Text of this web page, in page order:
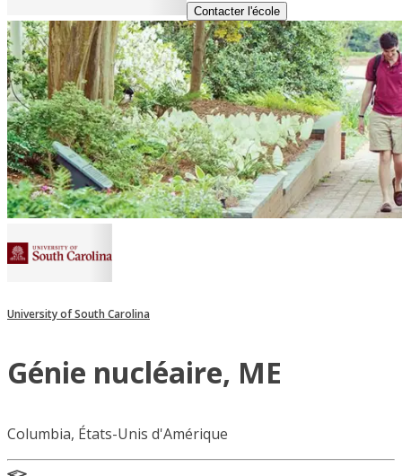
Contacter l'école
University of South Carolina
Génie nucléaire, ME
Columbia, États-Unis d'Amérique